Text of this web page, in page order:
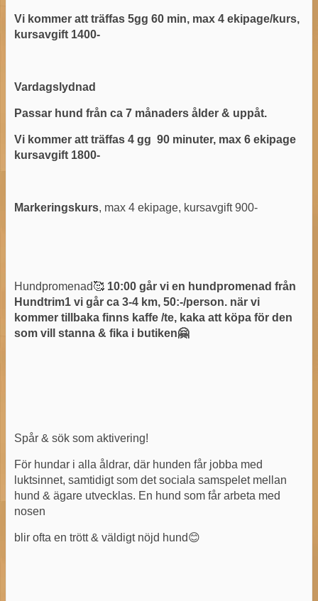
Vi kommer att träffas 5gg 60 min, max 4 ekipage/kurs,
kursavgift 1400-
Vardagslydnad
Passar hund från ca 7 månaders ålder & uppåt.
Vi kommer att träffas 4 gg 90 minuter, max 6 ekipage
kursavgift 1800-
Markeringskurs, max 4 ekipage, kursavgift 900-
Hundpromenad🥰 10:00 går vi en hundpromenad från
Hundtrim1 vi går ca 3-4 km, 50:-/person. när vi
kommer tillbaka finns kaffe /te, kaka att köpa för den
som vill stanna & fika i butiken🤗
Spår & sök som aktivering!
För hundar i alla åldrar, där hunden får jobba med
luktsinnet, samtidigt som det sociala samspelet mellan
hund & ägare utvecklas. En hund som får arbeta med
nosen
blir ofta en trött & väldigt nöjd hund😊